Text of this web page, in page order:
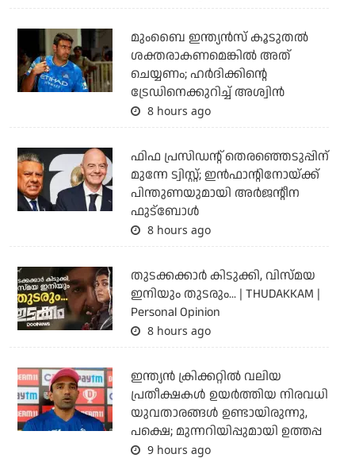
മുംബൈ ഇന്ത്യന്‍സ് കൂടുതല്‍
ശക്തരാകണമെങ്കില്‍ അത്
ചെയ്യണം; ഹര്‍ദിക്കിന്റെ
ട്രേഡിനെക്കുറിച്ച് അശ്വിന്‍
8 hours ago
ഫിഫ പ്രസിഡന്റ് തെരഞ്ഞെടുപ്പിന്
മുന്നേ ട്വിസ്റ്റ്; ഇന്‍ഫാന്റിനോയ്ക്ക്
പിന്തുണയുമായി അര്‍ജന്റീന
ഫുട്‌ബോള്‍
8 hours ago
തുടക്കക്കാര്‍ കിടുക്കി, വിസ്മയ
ഇനിയും തുടരും... | THUDAKKAM |
Personal Opinion
8 hours ago
ഇന്ത്യന്‍ ക്രിക്കറ്റില്‍ വലിയ
പ്രതീക്ഷകള്‍ ഉയര്‍ത്തിയ നിരവധി
യുവതാരങ്ങള്‍ ഉണ്ടായിരുന്നു,
പക്ഷെ; മുന്നറിയിപ്പുമായി ഉത്തപ്പ
9 hours ago